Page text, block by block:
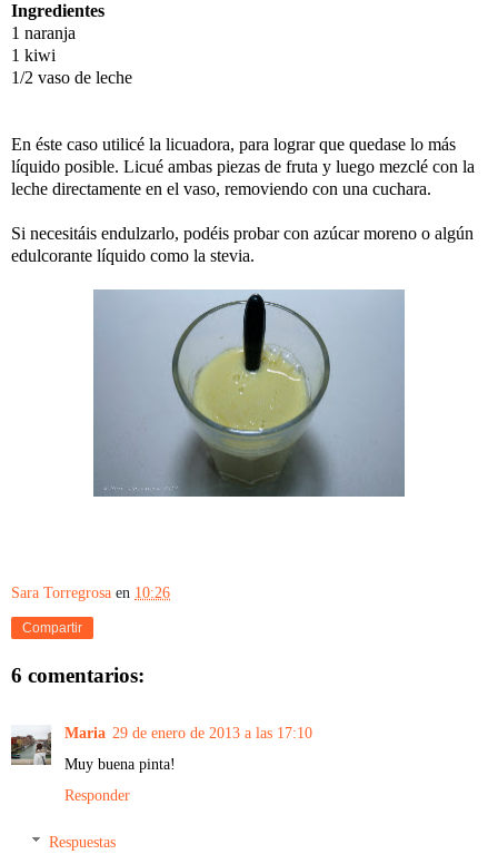
Ingredientes
1 naranja
1 kiwi
1/2 vaso de leche
En éste caso utilicé la licuadora, para lograr que quedase lo más
líquido posible. Licué ambas piezas de fruta y luego mezclé con la
leche directamente en el vaso, removiendo con una cuchara.
Si necesitáis endulzarlo, podéis probar con azúcar moreno o algún
edulcorante líquido como la stevia.
Sara Torregrosa en 10:26
Compartir
6 comentarios:
Maria 29 de enero de 2013 a las 17:10
Muy buena pinta!
Responder
Respuestas